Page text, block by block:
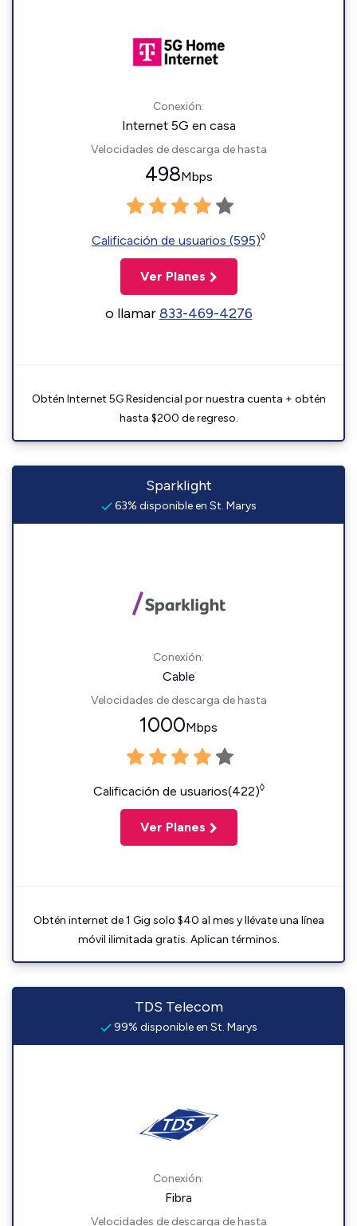
Conexión:
Internet 5G en casa
Velocidades de descarga de hasta
498Mbps
Calificación de usuarios (595)◊
Ver Planes
o llamar833-469-4276
Obtén Internet 5G Residencial por nuestra cuenta + obtén
hasta $200 de regreso.
Sparklight
63% disponible en St. Marys
Conexión:
Cable
Velocidades de descarga de hasta
1000Mbps
Calificación de usuarios(422)◊
Ver Planes
Obtén internet de 1 Gig solo $40 al mes y llévate una línea
móvil ilimitada gratis. Aplican términos.
TDS Telecom
99% disponible en St. Marys
Conexión:
Fibra
Velocidades de descarga de hasta